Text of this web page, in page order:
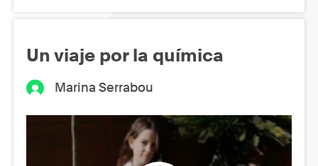
Un viaje por la química
Marina Serrabou